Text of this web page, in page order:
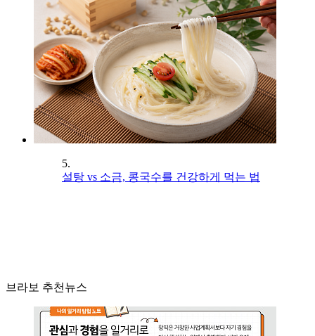
5.
설탕 vs 소금, 콩국수를 건강하게 먹는 법
브라보 추천뉴스